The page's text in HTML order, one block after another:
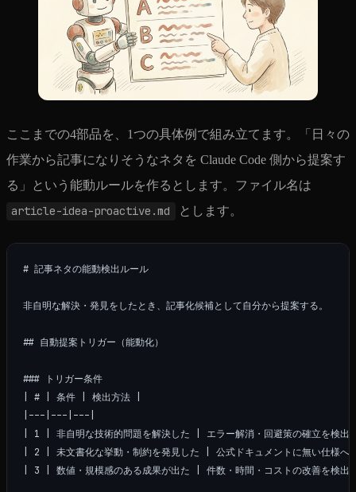
ここまでの4部品を、1つの具体例で組み立てます。「日々の
作業から記事になりそうなネタを Claude Code 側から提案す
る」という能動ルールを作るとします。ファイル名は
article-idea-proactive.md とします。
# 記事ネタの能動検出ルール
非自明な解決・発見をしたとき、記事化候補として自分から提案する。
## 自動提案トリガー（能動化）
### トリガー条件
| # | 条件 | 検出方法 |
|---|---|---|
| 1 | 非自明な技術的問題を解決した | エラー解消・回避策の確立を検
| 2 | 未文書化な挙動・制約を発見した | 公式ドキュメントに無い仕様へ
| 3 | 数値・規模感のある成果が出た | 件数・時間・コストの改善を検